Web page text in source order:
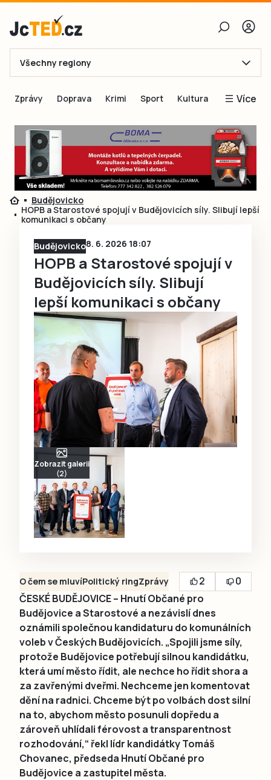
E-mail
Obnovit heslo
Přihlásit se
Přihlásit se přes Facebook
Ještě nemám účet, chci se
Všechny regiony
Zprávy Doprava Krimi Sport Kultura Více
Blogy
Inspirace
Čtenáři píší
Speciální přílohy
Budějovicko
HOPB a Starostové spojují v Budějovicích síly. Slibují lepší
komunikaci s občany
Budějovicko8. 6. 2026 18:07
HOPB a Starostové spojují v
Budějovicích síly. Slibují
lepší komunikaci s občany
Zobrazit galerii
(2)
O čem se mluvíPolitický ringZprávy 2
0
ČESKÉ BUDĚJOVICE – Hnutí Občané pro
Budějovice a Starostové a nezávislí dnes
oznámili společnou kandidaturu do komunálních
voleb v Českých Budějovicích. „Spojili jsme síly,
protože Budějovice potřebují silnou kandidátku,
která umí město řídit, ale nechce ho řídit shora a
za zavřenými dveřmi. Nechceme jen komentovat
dění na radnici. Chceme být po volbách dost silní
na to, abychom město posunuli dopředu a
zároveň uhlídali férovost a transparentnost
rozhodování,“ řekl lídr kandidátky Tomáš
Chovanec, předseda Hnutí Občané pro
Budějovice a zastupitel města.